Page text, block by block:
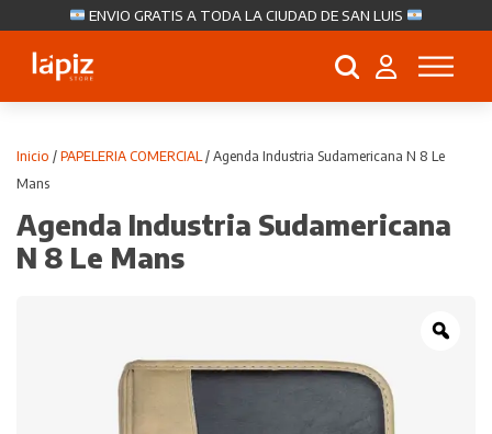
ENVIO GRATIS A TODA LA CIUDAD DE SAN LUIS
Búsqueda
Inicio / PAPELERIA COMERCIAL/ Agenda Industria Sudamericana N 8 Le
Mans
Agenda Industria Sudamericana
N 8 Le Mans